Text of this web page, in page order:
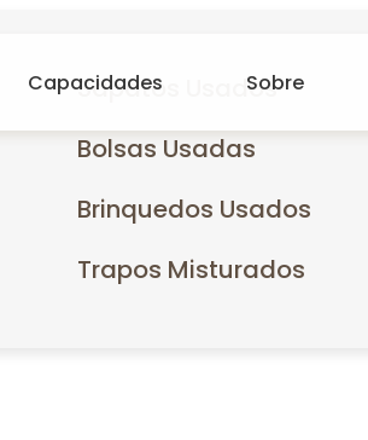
Capacidades Sobre
Sapatos Usados
Bolsas Usadas
Brinquedos Usados
Trapos Misturados